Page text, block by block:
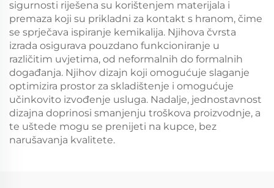
sigurnosti riješena su korištenjem materijala i
premaza koji su prikladni za kontakt s hranom, čime
se sprječava ispiranje kemikalija. Njihova čvrsta
izrada osigurava pouzdano funkcioniranje u
različitim uvjetima, od neformalnih do formalnih
događanja. Njihov dizajn koji omogućuje slaganje
optimizira prostor za skladištenje i omogućuje
učinkovito izvođenje usluga. Nadalje, jednostavnost
dizajna doprinosi smanjenju troškova proizvodnje, a
te uštede mogu se prenijeti na kupce, bez
narušavanja kvalitete.